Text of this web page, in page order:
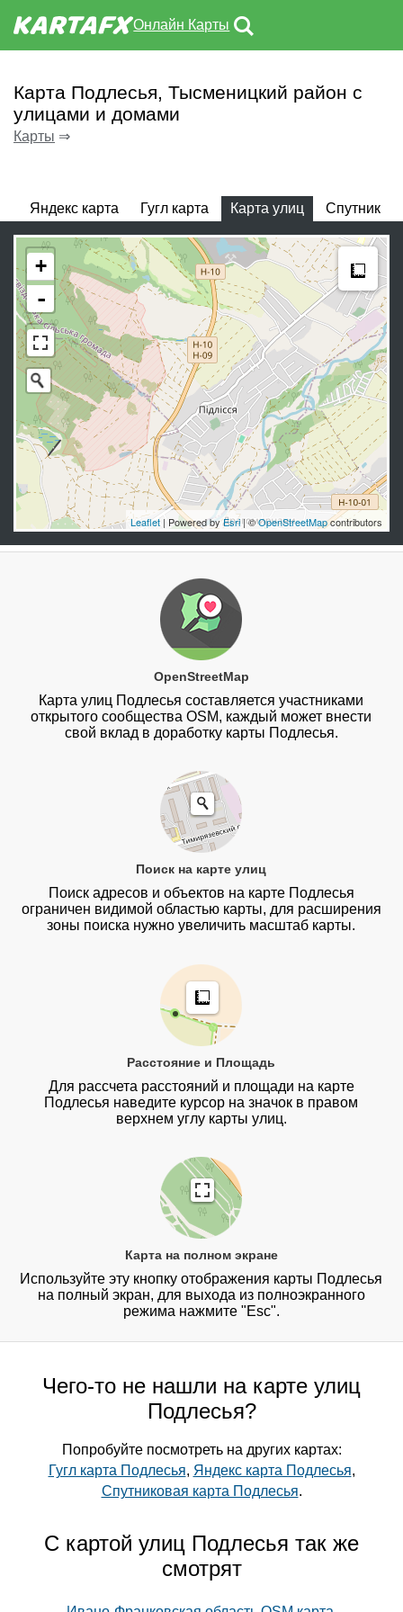
Онлайн Карты
Карта Подлесья, Тысменицкий район с
улицами и домами
Карты ⇒
Яндекс карта Гугл карта Карта улиц Спутник
+
-
Leaflet | Powered byEsri| ©OpenStreetMapcontributors
OpenStreetMap
Карта улиц Подлесья составляется участниками
открытого сообщества OSM, каждый может внести
свой вклад в доработку карты Подлесья.
Поиск на карте улиц
Поиск адресов и объектов на карте Подлесья
ограничен видимой областью карты, для расширения
зоны поиска нужно увеличить масштаб карты.
Расстояние и Площадь
Для рассчета расстояний и площади на карте
Подлесья наведите курсор на значок в правом
верхнем углу карты улиц.
Карта на полном экране
Используйте эту кнопку отображения карты Подлесья
на полный экран, для выхода из полноэкранного
режима нажмите "Esc".
Чего-то не нашли на карте улиц
Подлесья?
Попробуйте посмотреть на других картах:
Гугл карта Подлесья, Яндекс карта Подлесья,
Спутниковая карта Подлесья.
С картой улиц Подлесья так же
смотрят